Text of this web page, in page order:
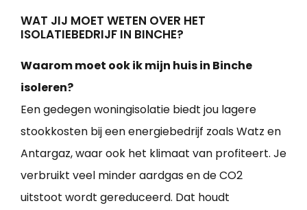
WAT JIJ MOET WETEN OVER HET
ISOLATIEBEDRIJF IN BINCHE?
Waarom moet ook ik mijn huis in Binche
isoleren?
Een gedegen woningisolatie biedt jou lagere
stookkosten bij een energiebedrijf zoals Watz en
Antargaz, waar ook het klimaat van profiteert. Je
verbruikt veel minder aardgas en de CO2
uitstoot wordt gereduceerd. Dat houdt